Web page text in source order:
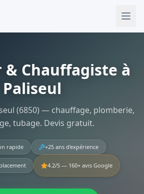
& Chauffagiste à
Paliseul
(6850) — chauffage, plomberie,
tubage. Devis gratuit.
rapide +25 ans d'expérience
4.2/5 — 160+ avis Google